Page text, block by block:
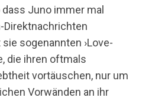
Juno immer mal
Direktnachrichten
sogenannten ›Love-
die ihren oftmals
vortäuschen, nur um
Vorwänden an ihr